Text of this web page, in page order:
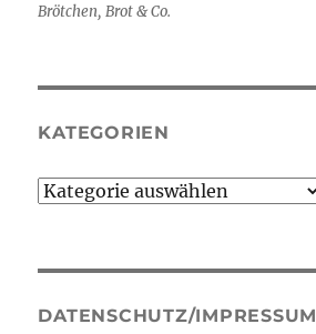
Brötchen, Brot & Co.
KATEGORIEN
Kategorien
DATENSCHUTZ/IMPRESSUM